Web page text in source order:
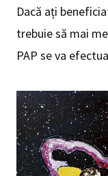
Dacă ați
trebuie să mai
PAP se va